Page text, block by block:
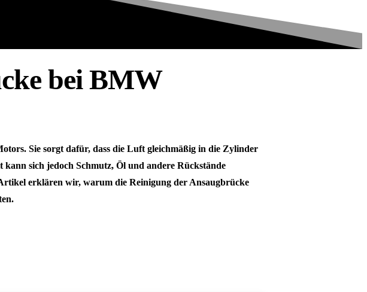
bei BMW
Sie sorgt dafür, dass die Luft gleichmäßig in die Zylinder
sich jedoch Schmutz, Öl und andere Rückstände
erklären wir, warum die Reinigung der Ansaugbrücke